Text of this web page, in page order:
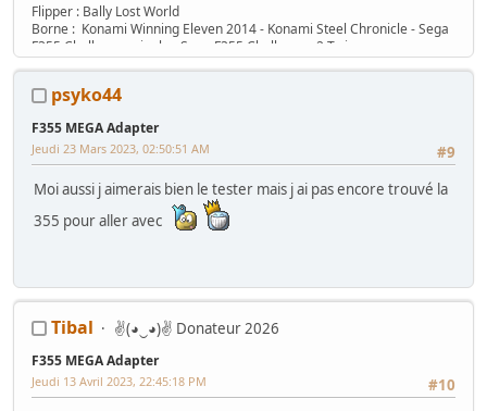
Flipper : Bally Lost World
Borne : Konami Winning Eleven 2014 - Konami Steel Chronicle - Sega
F355 Challenger single - Sega F355 Challenger 2 Twin
psyko44
F355 MEGA Adapter
#9
Jeudi 23 Mars 2023, 02:50:51 AM
Moi aussi j aimerais bien le tester mais j ai pas encore trouvé la
355 pour aller avec
Tibal ✌(◕‿◕)✌ Donateur 2026
F355 MEGA Adapter
#10
Jeudi 13 Avril 2023, 22:45:18 PM